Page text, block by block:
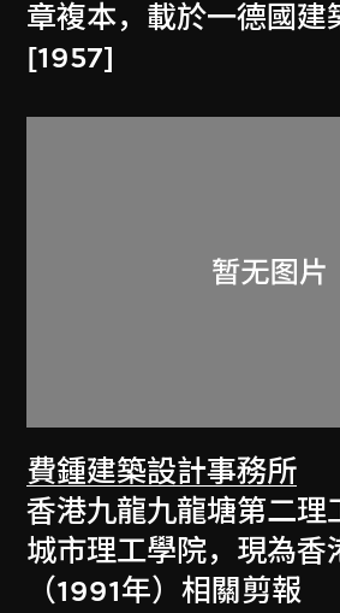
章複本，載於一德國建
[1957]
費鍾建築設計事務所
香港九龍九龍塘第二理
城市理工學院，現為香
（1991年）相關剪報